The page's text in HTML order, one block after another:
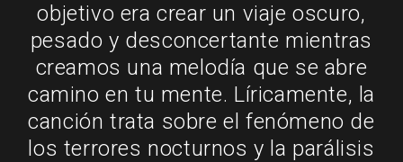
objetivo era crear un viaje oscuro,
pesado y desconcertante mientras
creamos una melodía que se abre
camino en tu mente. Líricamente, la
canción trata sobre el fenómeno de
los terrores nocturnos y la parálisis